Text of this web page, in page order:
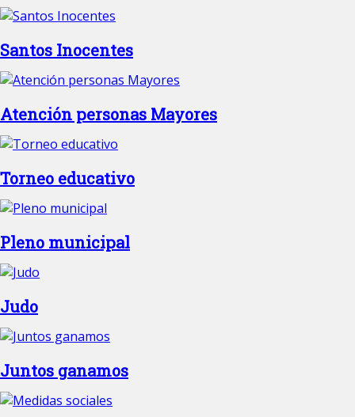
Santos Inocentes
Atención personas Mayores
Torneo educativo
Pleno municipal
Judo
Juntos ganamos